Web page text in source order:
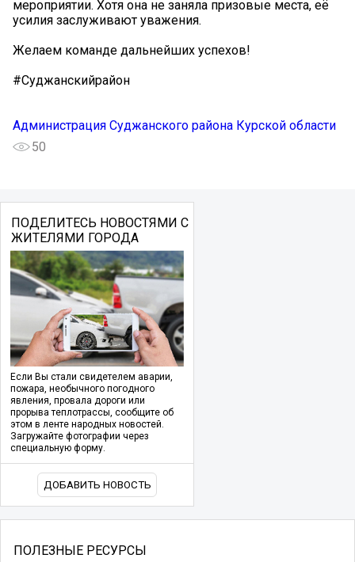
мероприятии. Хотя она не заняла призовые места, её
усилия заслуживают уважения.
Желаем команде дальнейших успехов!
#Суджанскийрайон
Администрация Суджанского района Курской области
50
ПОДЕЛИТЕСЬ НОВОСТЯМИ С
ЖИТЕЛЯМИ ГОРОДА
Если Вы стали свидетелем аварии,
пожара, необычного погодного
явления, провала дороги или
прорыва теплотрассы, сообщите об
этом в ленте народных новостей.
Загружайте фотографии через
специальную форму.
ДОБАВИТЬ НОВОСТЬ
ПОЛЕЗНЫЕ РЕСУРСЫ